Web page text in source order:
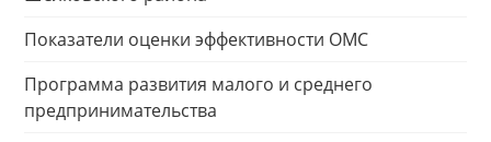
Показатели оценки эффективности ОМС
Программа развития малого и среднего
предпринимательства